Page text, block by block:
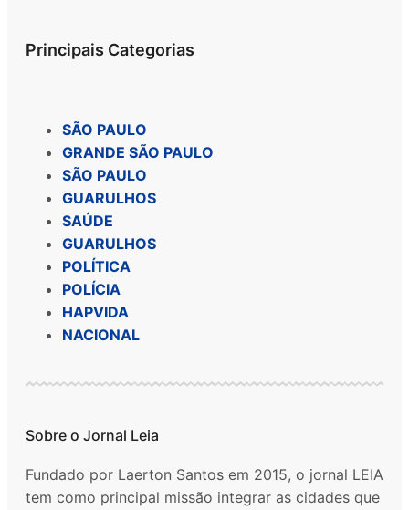
Principais Categorias
SÃO PAULO
GRANDE SÃO PAULO
SÃO PAULO
GUARULHOS
SAÚDE
GUARULHOS
POLÍTICA
POLÍCIA
HAPVIDA
NACIONAL
Sobre o Jornal Leia
Fundado por Laerton Santos em 2015, o jornal LEIA
tem como principal missão integrar as cidades que